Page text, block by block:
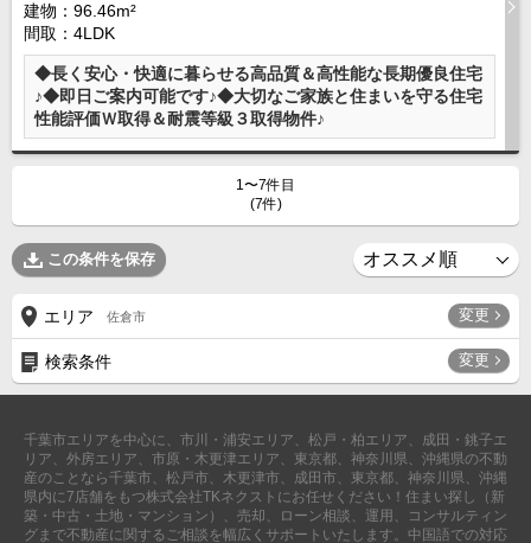
建物：96.46m²
間取：4LDK
◆長く安心・快適に暮らせる高品質＆高性能な長期優良住宅
♪◆即日ご案内可能です♪◆大切なご家族と住まいを守る住宅
性能評価Ｗ取得＆耐震等級３取得物件♪
1〜7件目
(7件)
この条件を保存
エリア 佐倉市 変更
検索条件 変更
千葉市エリアを中心に、市川・浦安エリア、松戸・柏エリア、成田・銚子エ
リア、外房エリア、市原・木更津エリア、東京都、神奈川県、沖縄県の不動
産のことなら千葉市、松戸市、木更津市、成田市、東京都、神奈川県、沖縄
県内に7店舗をもつ株式会社TKネクストにお任せください！住まい探し（新
築・中古・土地・マンション）、売却、ローン相談、運用、コンサルティン
グまで不動産に関するご相談を幅広くサポートいたします。中国語での対応